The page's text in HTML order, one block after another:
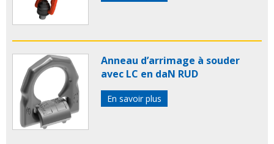
Anneau d’arrimage à souder
avec LC en daN RUD
En savoir plus